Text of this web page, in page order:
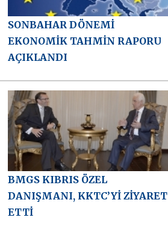
SONBAHAR DÖNEMİ
EKONOMİK TAHMİN RAPORU
AÇIKLANDI
BMGS KIBRIS ÖZEL
DANIŞMANI, KKTC’Yİ ZİYARET
ETTİ